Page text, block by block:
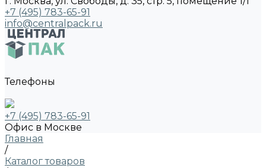
+7 (495) 783-65-91
info@centralpack.ru
Телефоны
+7 (495) 783-65-91
Офис в Москве
Главная
/
Каталог товаров